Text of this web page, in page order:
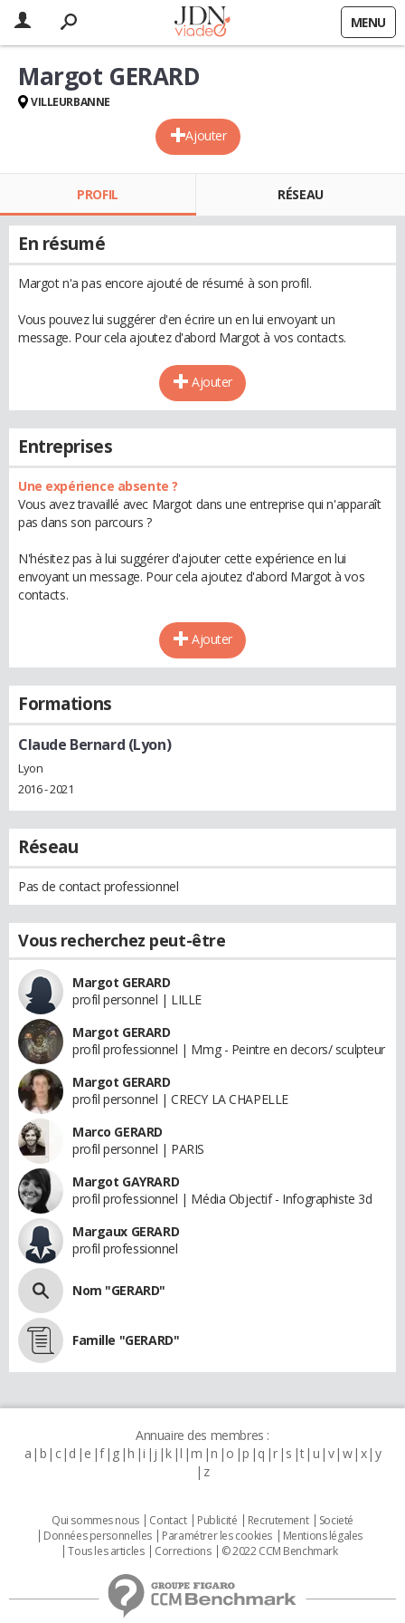
MENU
Ajouter
Margot GERARD
VILLEURBANNE
PROFIL RÉSEAU
En résumé
Margot n'a pas encore ajouté de résumé à son profil.
Vous pouvez lui suggérer d'en écrire un en lui envoyant un
message. Pour cela ajoutez d'abord Margot à vos contacts.
Ajouter
Entreprises
Une expérience absente ?
Vous avez travaillé avec Margot dans une entreprise qui n'apparaît
pas dans son parcours ?
N'hésitez pas à lui suggérer d'ajouter cette expérience en lui
envoyant un message. Pour cela ajoutez d'abord Margot à vos
contacts.
Ajouter
Formations
Claude Bernard (Lyon)
Lyon
2016 - 2021
Réseau
Pas de contact professionnel
Vous recherchez peut-être
Margot GERARD
profil personnel | LILLE
Margot GERARD
profil professionnel | Mmg - Peintre en decors/ sculpteur
Margot GERARD
profil personnel | CRECY LA CHAPELLE
Marco GERARD
profil personnel | PARIS
Margot GAYRARD
profil professionnel | Média Objectif - Infographiste 3d
Margaux GERARD
profil professionnel
Nom "GERARD"
Famille "GERARD"
Annuaire des membres :
a b c d e f g h i j k l m n o p q r s t u v w x y
z
Qui sommes nous Contact Publicité Recrutement
Societé
Données personnelles
Paramétrer les cookies
Mentions légales
Tous les articles
Corrections © 2022 CCM Benchmark